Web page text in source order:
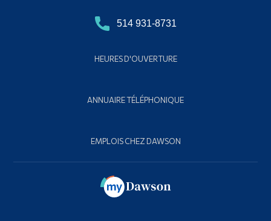
514 931-8731
HEURES D'OUVERTURE
ANNUAIRE TÉLÉPHONIQUE
EMPLOIS CHEZ DAWSON